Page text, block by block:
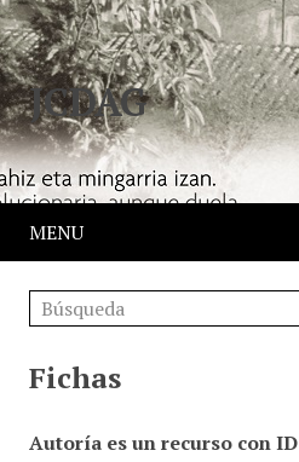
JCDAG
MENU
Fichas
Autoría es un recurso con ID